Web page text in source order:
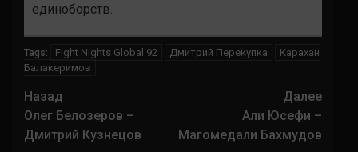
единоборств.
Tags: Fight Nights Global 92 Дмитрий Перекупка
Карахан
Балакеримов
Навигация
записи
Назад
Олег Белозеров –
Дмитрий Кузнецов
Далее
Али Юсефи –
Магомедали Бахмудов